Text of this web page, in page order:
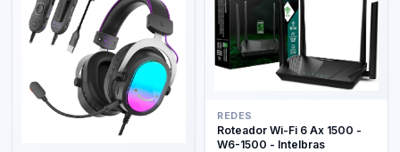
REDES
Roteador Wi-Fi 6 Ax 1500 -
W6-1500 - Intelbras